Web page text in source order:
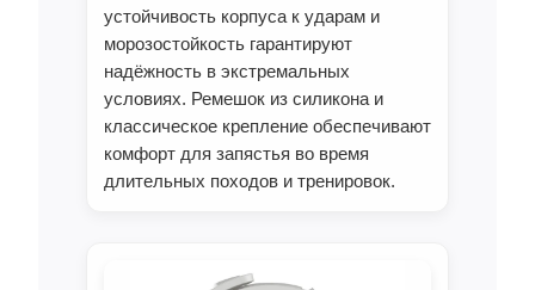
устойчивость корпуса к ударам и
морозостойкость гарантируют
надёжность в экстремальных
условиях. Ремешок из силикона и
классическое крепление обеспечивают
комфорт для запястья во время
длительных походов и тренировок.